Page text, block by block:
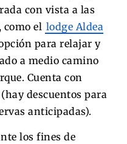
con vista a las
como el lodge Aldea
para relajar y
a medio camino
Cuenta con
descuentos para
anticipadas).
los fines de